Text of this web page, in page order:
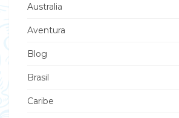
Australia
Aventura
Blog
Brasil
Caribe